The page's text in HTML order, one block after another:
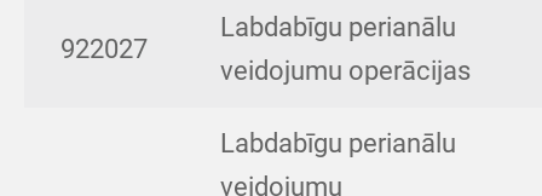
922027
Labdabīgu perianālu
veidojumu operācijas
Labdabīgu perianālu
veidojumu